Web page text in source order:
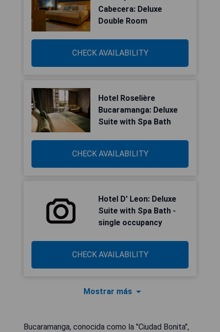
Cabecera: Deluxe
Double Room
CHECK AVAILABILITY
Hotel Roselière
Bucaramanga: Deluxe
Suite with Spa Bath
CHECK AVAILABILITY
Hotel D' Leon: Deluxe
Suite with Spa Bath -
single occupancy
CHECK AVAILABILITY
Mostrar más
Bucaramanga, conocida como la "Ciudad Bonita",